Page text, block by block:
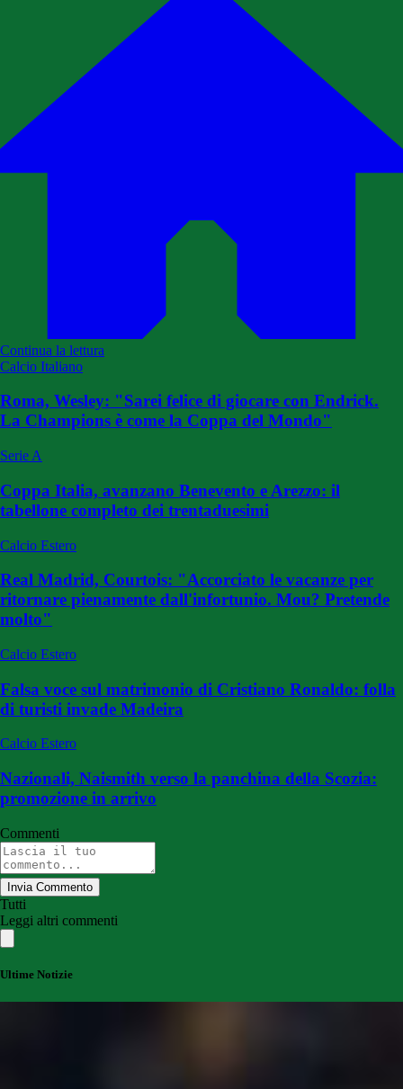
Continua la lettura
Calcio Italiano
Roma, Wesley: "Sarei felice di giocare con Endrick.
La Champions è come la Coppa del Mondo"
Serie A
Coppa Italia, avanzano Benevento e Arezzo: il
tabellone completo dei trentaduesimi
Calcio Estero
Real Madrid, Courtois: "Accorciato le vacanze per
ritornare pienamente dall'infortunio. Mou? Pretende
molto"
Calcio Estero
Falsa voce sul matrimonio di Cristiano Ronaldo: folla
di turisti invade Madeira
Calcio Estero
Nazionali, Naismith verso la panchina della Scozia:
promozione in arrivo
Commenti
Invia Commento
Tutti
Leggi altri commenti
Ultime Notizie